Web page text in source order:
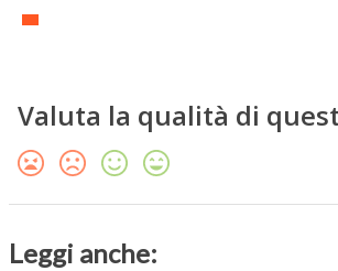
Valuta la qualità di
Leggi anche: